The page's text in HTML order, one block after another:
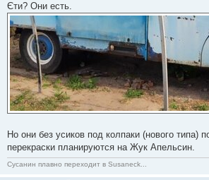
о
о
б
щ
е
н
и
е
#
3
8
Єти? Они есть.
Но они без усиков под колпаки (нового типа)
перекраски планируются на Жук Апельсин.
Сусанин плавно переходит в Susaneck...